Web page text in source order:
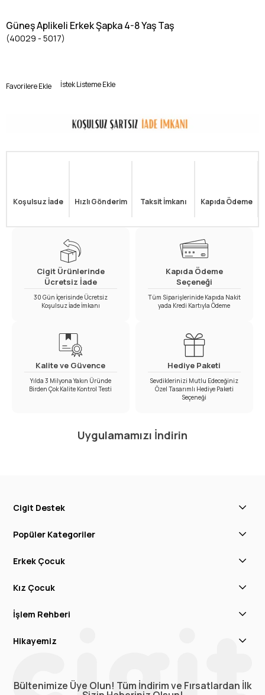
Güneş Aplikeli Erkek Şapka 4-8 Yaş Taş
(40029 - 5017)
Favorilere Ekle İstek Listeme Ekle
Koşulsuz İade Hızlı Gönderim Taksit İmkanı Kapıda Ödeme
Cigit Ürünlerinde
Ücretsiz İade
30 Gün İçerisinde Ücretsiz
Koşulsuz İade İmkanı
Kapıda Ödeme
Seçeneği
Tüm Siparişlerinide Kapıda Nakit
yada Kredi Kartıyla Ödeme
Kalite ve Güvence
Yılda 3 Milyona Yakın Üründe
Birden Çok Kalite Kontrol Testi
Hediye Paketi
Sevdiklerinizi Mutlu Edeceğiniz
Özel Tasarımlı Hediye Paketi
Seçeneği
Uygulamamızı İndirin
Cigit Destek
Popüler Kategoriler
Erkek Çocuk
Kız Çocuk
İşlem Rehberi
Hikayemiz
Bültenimize Üye Olun! Tüm İndirim ve Fırsatlardan İlk